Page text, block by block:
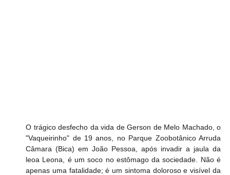
O trágico desfecho da vida de Gerson de Melo Machado, o
"Vaqueirinho" de 19 anos, no Parque Zoobotânico Arruda
Câmara (Bica) em João Pessoa, após invadir a jaula da
leoa Leona, é um soco no estômago da sociedade. Não é
apenas uma fatalidade; é um sintoma doloroso e visível da